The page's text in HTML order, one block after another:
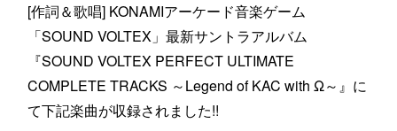
[作詞＆歌唱] KONAMIアーケード音楽ゲーム
「SOUND VOLTEX」最新サントラアルバム
『SOUND VOLTEX PERFECT ULTIMATE
COMPLETE TRACKS ～Legend of KAC with Ω～』に
て下記楽曲が収録されました!!